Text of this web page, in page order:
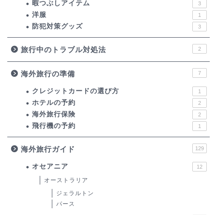
暇つぶしアイテム 3
洋服 1
防犯対策グッズ 3
旅行中のトラブル対処法 2
海外旅行の準備 7
クレジットカードの選び方 1
ホテルの予約 2
海外旅行保険 2
飛行機の予約 1
海外旅行ガイド 129
オセアニア 12
オーストラリア
ジェラルトン
パース